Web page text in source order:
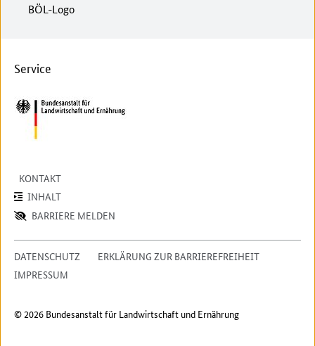
BÖL-Logo
Service
KONTAKT
INHALT
BARRIERE MELDEN
DATENSCHUTZ
ERKLÄRUNG ZUR BARRIEREFREIHEIT
IMPRESSUM
© 2026 Bundesanstalt für Landwirtschaft und Ernährung